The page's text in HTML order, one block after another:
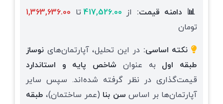
📊 دامنه قیمت: از 417,526.00 تا 1,363,636.00
تومان
نکته اساسی: در این تحلیل، آپارتمان‌های نوساز
طبقه اول به عنوان شاخص پایه و استاندارد
قیمت‌گذاری در نظر گرفته شده‌اند. سپس سایر
آپارتمان‌ها بر اساس سن بنا (عمر ساختمان)، طبقه